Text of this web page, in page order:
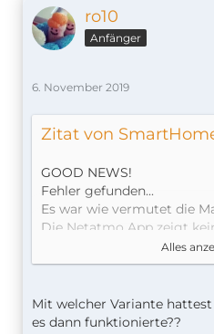
ro10
Anfänger
6. November 2019
Zitat von
GOOD NEWS!
Fehler gefunden...
Es war wie vermutet die
Die Netatmo App zeigt
Module an, lediglich für
Module haben nur
MAcAdresse der Module
Alles
Mit welcher Variante
es dann funktionierte??